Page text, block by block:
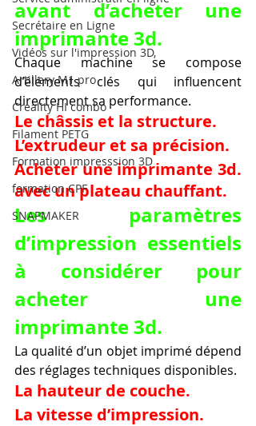
Secrétaire en Ligne
Vidéos sur l'impression 3D,
Artillery M1 pro
Creality HI combo
Filament PETG
Formation impresssion 3D
formation CPF
SNAPMAKER
avant d’acheter une
imprimante 3d.
Chaque machine se compose
d’éléments clés qui influencent
directement sa performance.
Le châssis et la structure.
L’extrudeur et sa précision.
Acheter une imprimante 3d.
avec un plateau chauffant.
Les paramètres
d’impression essentiels
à considérer pour
acheter une
imprimante 3d.
La qualité d’un objet imprimé dépend
des réglages techniques disponibles.
La hauteur de couche.
La vitesse d’impression.